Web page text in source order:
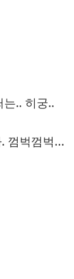
.. 히궁..
껌벅껌벅…